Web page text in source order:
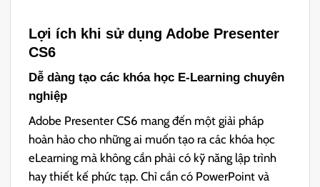
Lợi ích khi sử dụng Adobe Presenter
CS6
Dễ dàng tạo các khóa học E-Learning chuyên
nghiệp
Adobe Presenter CS6 mang đến một giải pháp
hoàn hảo cho những ai muốn tạo ra các khóa học
eLearning mà không cần phải có kỹ năng lập trình
hay thiết kế phức tạp. Chỉ cần có PowerPoint và